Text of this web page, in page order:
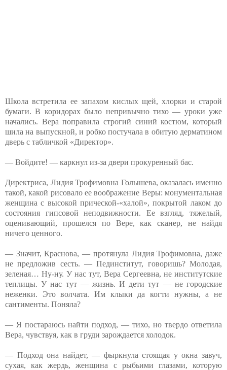
Школа встретила ее запахом кислых щей, хлорки и старой
бумаги. В коридорах было непривычно тихо — уроки уже
начались. Вера поправила строгий синий костюм, который
шила на выпускной, и робко постучала в обитую дерматином
дверь с табличкой «Директор».
— Войдите! — каркнул из-за двери прокуренный бас.
Директриса, Лидия Трофимовна Голышева, оказалась именно
такой, какой рисовало ее воображение Веры: монументальная
женщина с высокой прической-«халой», покрытой лаком до
состояния гипсовой неподвижности. Ее взгляд, тяжелый,
оценивающий, прошелся по Вере, как сканер, не найдя
ничего ценного.
— Значит, Краснова, — протянула Лидия Трофимовна, даже
не предложив сесть. — Пединститут, говоришь? Молодая,
зеленая… Ну-ну. У нас тут, Вера Сергеевна, не институтские
теплицы. У нас тут — жизнь. И дети тут — не городские
неженки. Это волчата. Им клыки да когти нужны, а не
сантименты. Поняла?
— Я постараюсь найти подход, — тихо, но твердо ответила
Вера, чувствуя, как в груди зарождается холодок.
— Подход она найдет, — фыркнула стоящая у окна завуч,
сухая, как жердь, женщина с рыбьими глазами, которую